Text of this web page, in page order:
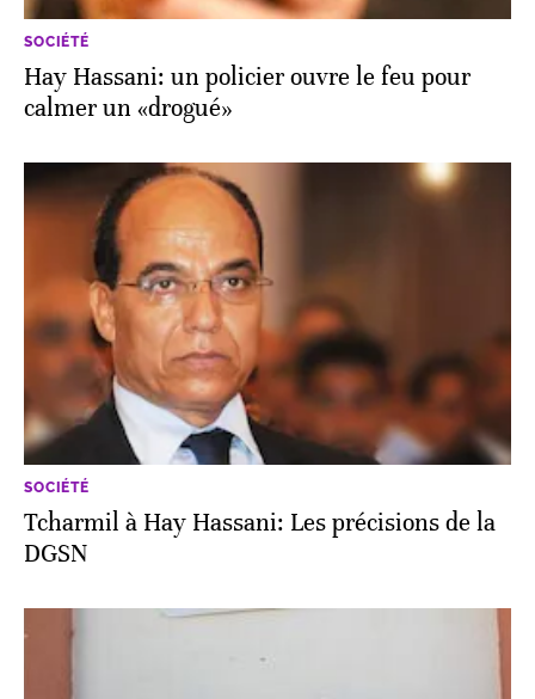
SOCIÉTÉ
Hay Hassani: un policier ouvre le feu pour
calmer un «drogué»
SOCIÉTÉ
Tcharmil à Hay Hassani: Les précisions de la
DGSN